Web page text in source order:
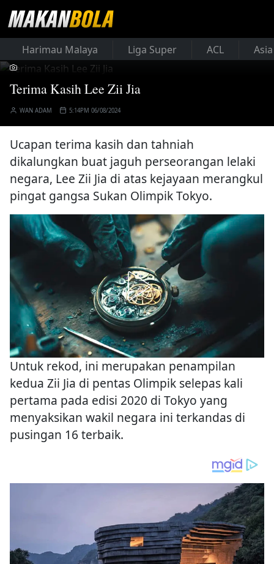
Harimau Malaya Liga Super ACL
Terima Kasih Lee Zii Jia
WAN ADAM 5:14PM 06/08/2024
Ucapan terima kasih dan tahniah
dikalungkan buat jaguh perseorangan lelaki
negara, Lee Zii Jia di atas kejayaan merangkul
pingat gangsa Sukan Olimpik Tokyo.
Untuk rekod, ini merupakan penampilan
kedua Zii Jia di pentas Olimpik selepas kali
pertama pada edisi 2020 di Tokyo yang
menyaksikan wakil negara ini terkandas di
pusingan 16 terbaik.